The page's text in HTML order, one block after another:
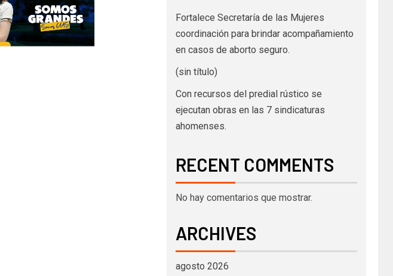
Fortalece Secretaría de las Mujeres
coordinación para brindar acompañamiento
en casos de aborto seguro.
(sin título)
Con recursos del predial rústico se
ejecutan obras en las 7 sindicaturas
ahomenses.
RECENT COMMENTS
No hay comentarios que mostrar.
ARCHIVES
agosto 2026